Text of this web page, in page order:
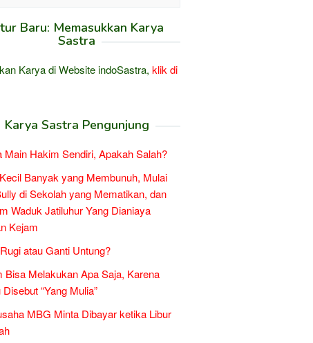
Baru: Memasukkan Karya
Sastra
Karya di Website indoSastra, klik di
Karya Sastra Pengunjung
Main Hakim Sendiri, Apakah Salah?
Banyak yang Membunuh, Mulai
di Sekolah yang Mematikan, dan
Waduk Jatiluhur Yang Dianiaya
Kejam
atau Ganti Untung?
Bisa Melakukan Apa Saja, Karena
“Yang Mulia”
MBG Minta Dibayar ketika Libur